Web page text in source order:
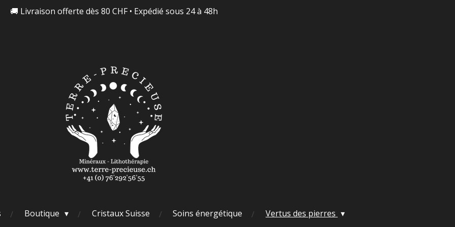
🚚 Livraison offerte dès 80 CHF • Expédié sous 24 à 48h
Boutique Cristaux Suisse Soins énergétique
Vertus des pierres